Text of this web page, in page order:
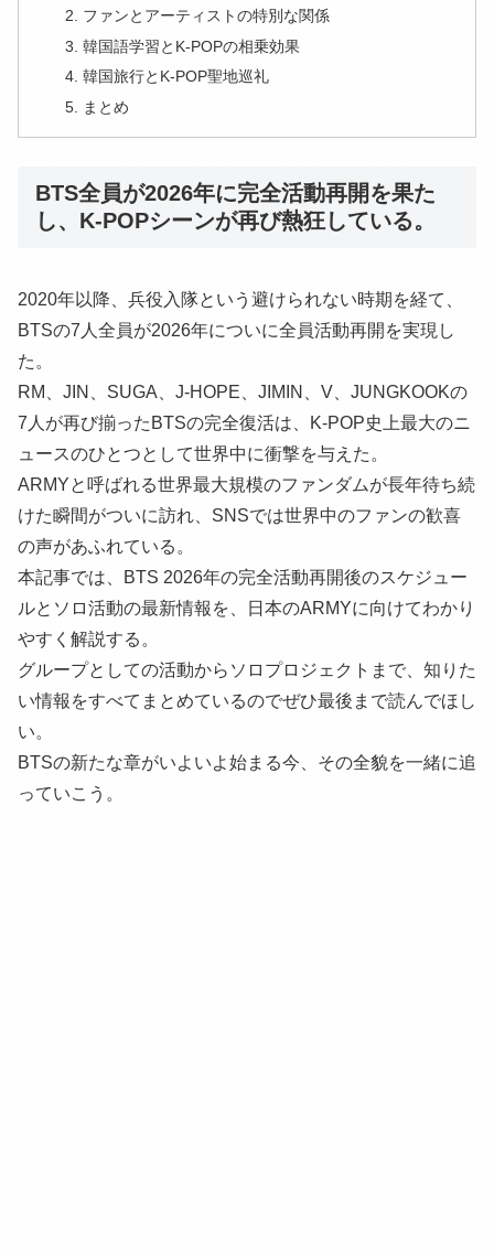
ファンとアーティストの特別な関係
韓国語学習とK-POPの相乗効果
韓国旅行とK-POP聖地巡礼
まとめ
BTS全員が2026年に完全活動再開を果た
し、K-POPシーンが再び熱狂している。
2020年以降、兵役入隊という避けられない時期を経て、
BTSの7人全員が2026年についに全員活動再開を実現し
た。
RM、JIN、SUGA、J-HOPE、JIMIN、V、JUNGKOOKの
7人が再び揃ったBTSの完全復活は、K-POP史上最大のニ
ュースのひとつとして世界中に衝撃を与えた。
ARMYと呼ばれる世界最大規模のファンダムが長年待ち続
けた瞬間がついに訪れ、SNSでは世界中のファンの歓喜
の声があふれている。
本記事では、BTS 2026年の完全活動再開後のスケジュー
ルとソロ活動の最新情報を、日本のARMYに向けてわかり
やすく解説する。
グループとしての活動からソロプロジェクトまで、知りた
い情報をすべてまとめているのでぜひ最後まで読んでほし
い。
BTSの新たな章がいよいよ始まる今、その全貌を一緒に追
っていこう。